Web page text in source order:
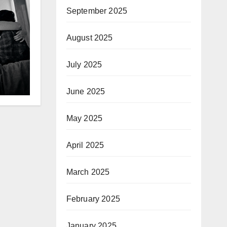
нь
September 2025
August 2025
July 2025
June 2025
May 2025
April 2025
March 2025
February 2025